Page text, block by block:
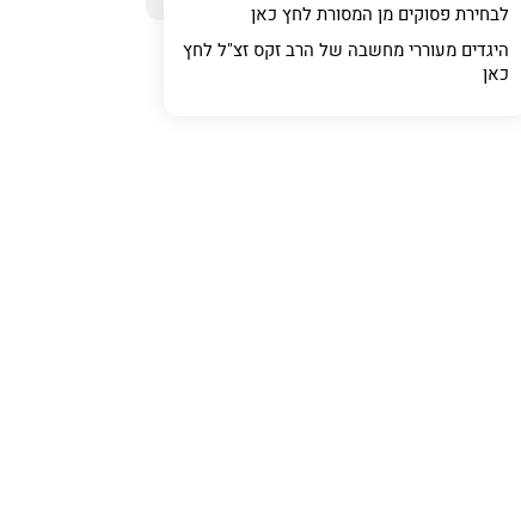
לבחירת פסוקים מן המסורת לחץ כאן
היגדים מעוררי מחשבה של הרב זקס זצ"ל לחץ
כאן